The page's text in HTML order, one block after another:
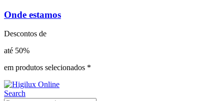
Onde estamos
Descontos de
até 50%
em produtos selecionados *
Search